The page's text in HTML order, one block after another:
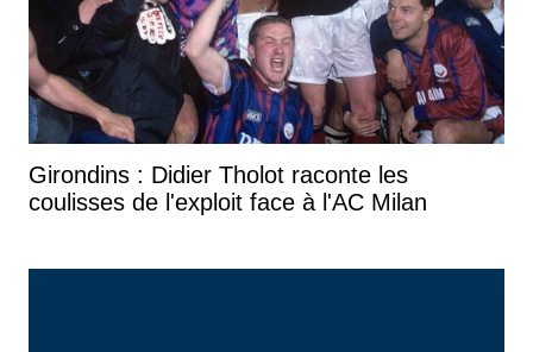
Girondins : Didier Tholot raconte les
coulisses de l'exploit face à l'AC Milan